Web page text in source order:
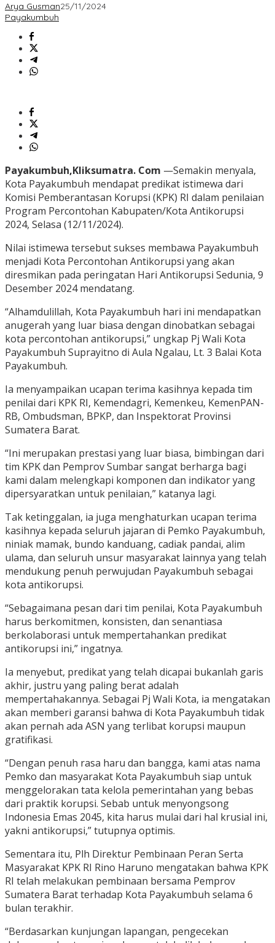
Arya Gusman25/11/2024
Payakumbuh
Payakumbuh,Kliksumatra. Com —Semakin menyala,
Kota Payakumbuh mendapat predikat istimewa dari
Komisi Pemberantasan Korupsi (KPK) RI dalam penilaian
Program Percontohan Kabupaten/Kota Antikorupsi
2024, Selasa (12/11/2024).
Nilai istimewa tersebut sukses membawa Payakumbuh
menjadi Kota Percontohan Antikorupsi yang akan
diresmikan pada peringatan Hari Antikorupsi Sedunia, 9
Desember 2024 mendatang.
“Alhamdulillah, Kota Payakumbuh hari ini mendapatkan
anugerah yang luar biasa dengan dinobatkan sebagai
kota percontohan antikorupsi,” ungkap Pj Wali Kota
Payakumbuh Suprayitno di Aula Ngalau, Lt. 3 Balai Kota
Payakumbuh.
Ia menyampaikan ucapan terima kasihnya kepada tim
penilai dari KPK RI, Kemendagri, Kemenkeu, KemenPAN-
RB, Ombudsman, BPKP, dan Inspektorat Provinsi
Sumatera Barat.
“Ini merupakan prestasi yang luar biasa, bimbingan dari
tim KPK dan Pemprov Sumbar sangat berharga bagi
kami dalam melengkapi komponen dan indikator yang
dipersyaratkan untuk penilaian,” katanya lagi.
Tak ketinggalan, ia juga menghaturkan ucapan terima
kasihnya kepada seluruh jajaran di Pemko Payakumbuh,
niniak mamak, bundo kanduang, cadiak pandai, alim
ulama, dan seluruh unsur masyarakat lainnya yang telah
mendukung penuh perwujudan Payakumbuh sebagai
kota antikorupsi.
“Sebagaimana pesan dari tim penilai, Kota Payakumbuh
harus berkomitmen, konsisten, dan senantiasa
berkolaborasi untuk mempertahankan predikat
antikorupsi ini,” ingatnya.
Ia menyebut, predikat yang telah dicapai bukanlah garis
akhir, justru yang paling berat adalah
mempertahakannya. Sebagai Pj Wali Kota, ia mengatakan
akan memberi garansi bahwa di Kota Payakumbuh tidak
akan pernah ada ASN yang terlibat korupsi maupun
gratifikasi.
“Dengan penuh rasa haru dan bangga, kami atas nama
Pemko dan masyarakat Kota Payakumbuh siap untuk
menggelorakan tata kelola pemerintahan yang bebas
dari praktik korupsi. Sebab untuk menyongsong
Indonesia Emas 2045, kita harus mulai dari hal krusial ini,
yakni antikorupsi,” tutupnya optimis.
Sementara itu, Plh Direktur Pembinaan Peran Serta
Masyarakat KPK RI Rino Haruno mengatakan bahwa KPK
RI telah melakukan pembinaan bersama Pemprov
Sumatera Barat terhadap Kota Payakumbuh selama 6
bulan terakhir.
“Berdasarkan kunjungan lapangan, pengecekan